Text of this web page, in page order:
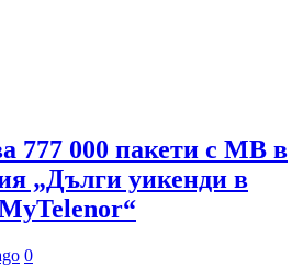
777 000 пакети с МВ в
„Дълги уикенди в
0